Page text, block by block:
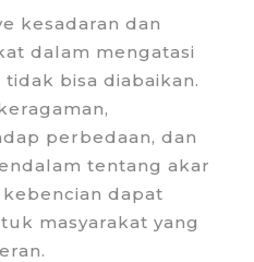
kesadaran dan
dalam mengatasi
bisa diabaikan.
perbedaan, dan
tentang akar
dapat
masyarakat yang